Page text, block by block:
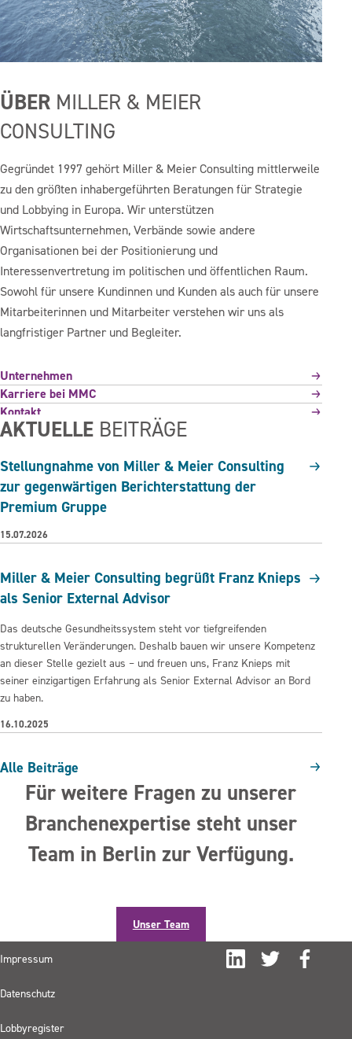
ÜBER MILLER & MEIER
CONSULTING
Gegründet 1997 gehört Miller & Meier Consulting mittlerweile
zu den größten inhabergeführten Beratungen für Strategie
und Lobbying in Europa. Wir unterstützen
Wirtschaftsunternehmen, Verbände sowie andere
Organisationen bei der Positionierung und
Interessenvertretung im politischen und öffentlichen Raum.
Sowohl für unsere Kundinnen und Kunden als auch für unsere
Mitarbeiterinnen und Mitarbeiter verstehen wir uns als
langfristiger Partner und Begleiter.
Unternehmen
Karriere bei MMC
Kontakt
AKTUELLE BEITRÄGE
Stellungnahme von Miller & Meier Consulting
zur gegenwärtigen Berichterstattung der
Premium Gruppe
15.07.2026
Miller & Meier Consulting begrüßt Franz Knieps
als Senior External Advisor
Das deutsche Gesundheitssystem steht vor tiefgreifenden
strukturellen Veränderungen. Deshalb bauen wir unsere Kompetenz
an dieser Stelle gezielt aus – und freuen uns, Franz Knieps mit
seiner einzigartigen Erfahrung als Senior External Advisor an Bord
zu haben.
16.10.2025
Alle Beiträge
Für weitere Fragen zu unserer
Branchenexpertise steht unser
Team in Berlin zur Verfügung.
Unser Team
Impressum
Datenschutz
Lobbyregister
LinkedIn Twitter Facebook